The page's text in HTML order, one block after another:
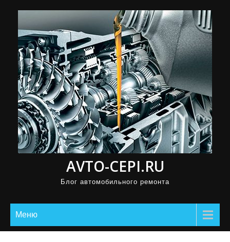
AVTO-CEPI.RU
Блог автомобильного ремонта
Меню